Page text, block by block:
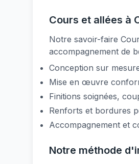
Cours et allées à
Notre savoir-faire
accompagnement de
Conception sur
Mise en œuvre
Finitions soignées,
Renforts et bordures
Accompagnement et
Notre méthode